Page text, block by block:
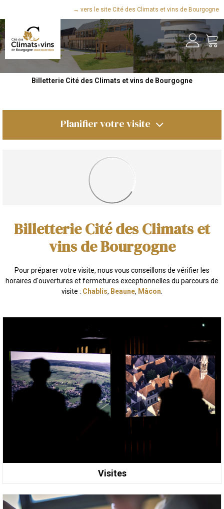
→ vers le site Cité des Climats et vins de Bourgogne
Billetterie Cité des Climats et vins de Bourgogne
Planifier votre visite
Billetterie Cité des Climats et
vins de Bourgogne
Pour préparer votre visite, nous vous conseillons de vérifier les
horaires d'ouvertures et fermetures exceptionnelles du parcours de
visite : Chablis, Beaune, Mâcon
Visites